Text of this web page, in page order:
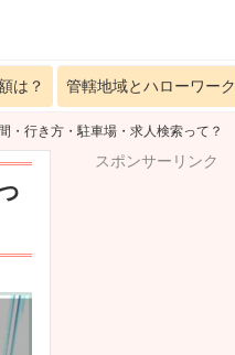
は？ 管轄地域とハローワーク
・行き方・駐車場・求人検索って？
スポンサーリンク